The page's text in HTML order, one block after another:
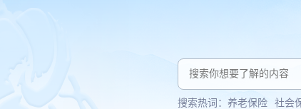
搜索热词： 养老保险 社会